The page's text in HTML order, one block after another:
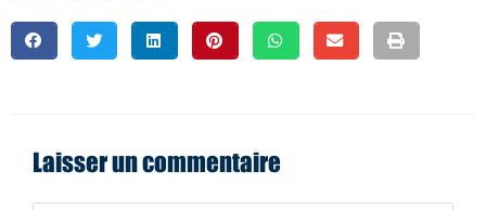
Laisser un commentaire